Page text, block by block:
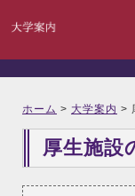
ホーム > 大学案内 >
厚生施設